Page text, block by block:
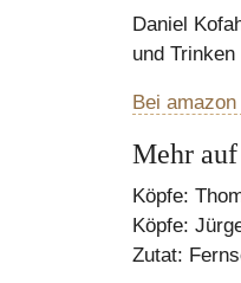
Daniel
und
Bei
Mehr
Köpfe:
Köpfe:
Zutat: